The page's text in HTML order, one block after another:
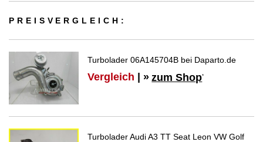
PREIS­VER­GLEICH:
Turbolader 06A145704B bei Daparto.de
Vergleich | » zum Shop*
Turbolader Audi A3 TT Seat Leon VW Golf